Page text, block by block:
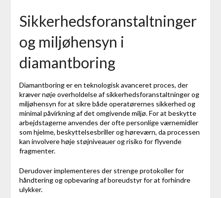
Sikkerhedsforanstaltninger
og miljøhensyn i
diamantboring
Diamantboring er en teknologisk avanceret proces, der
kræver nøje overholdelse af sikkerhedsforanstaltninger og
miljøhensyn for at sikre både operatørernes sikkerhed og
minimal påvirkning af det omgivende miljø. For at beskytte
arbejdstagerne anvendes der ofte personlige værnemidler
som hjelme, beskyttelsesbriller og høreværn, da processen
kan involvere høje støjniveauer og risiko for flyvende
fragmenter.
Derudover implementeres der strenge protokoller for
håndtering og opbevaring af boreudstyr for at forhindre
ulykker.